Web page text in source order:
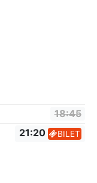
18:45
21:20 BILET